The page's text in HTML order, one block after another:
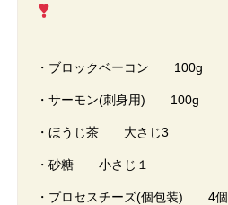
・ブロックベーコン 100g
・サーモン(刺身用) 100g
・ほうじ茶 大さじ3
・砂糖 小さじ１
・プロセスチーズ(個包装) 4個